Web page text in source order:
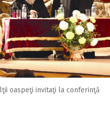
oaspeţi invitaţi la conferinţă